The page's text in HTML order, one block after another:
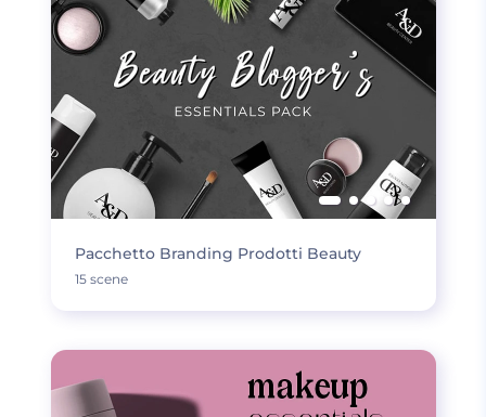
Pacchetto Branding Prodotti Beauty
15 scene